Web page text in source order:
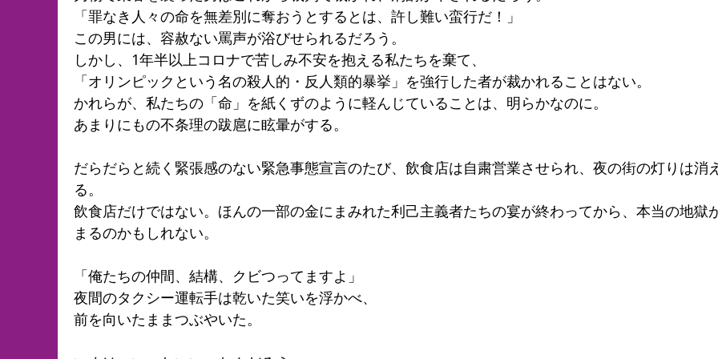
「罪なき人々の命を無差別に奪おうとするとは、許し難い蛮行だ！」
この男には、容赦ない罵声が浴びせられるだろう。
しかし、1年半以上コロナで苦しみ不安を抱える私たちを棄て、
「オリンピックという名の殺人的・反人類的暴挙」を強行した者が裁かれることはない。
かれらが、私たちの「命」を紙くずのように軽んじていることは、明らかなのに。
あまりにもの不条理の跋扈に眩暈がする。
だらだらと続く緊張感のない緊急事態宣言のたび、飲食店は自粛営業させられ、夜の街の灯りは消
る。
飲食店だけではない。ほんの一部の金にまみれた利己主義者たちの宴が終わってから、本当の地獄
まるのかもしれない。
「俺たちの仲間、結構、クビつってますよ」
夜間のタクシー運転手は乾いた笑いを浮かべ、
前を向いたままつぶやいた。